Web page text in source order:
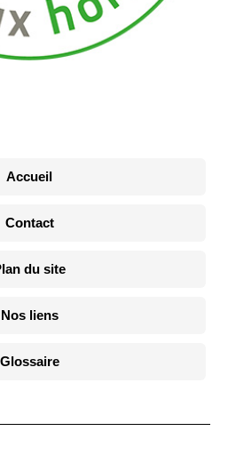
Accueil
Contact
du site
Nos liens
Glossaire